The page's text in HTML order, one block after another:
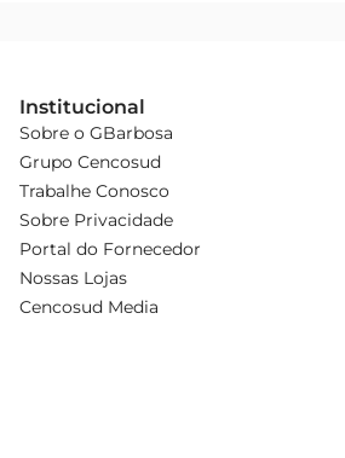
Institucional
Sobre o GBarbosa
Grupo Cencosud
Trabalhe Conosco
Sobre Privacidade
Portal do Fornecedor
Nossas Lojas
Cencosud Media